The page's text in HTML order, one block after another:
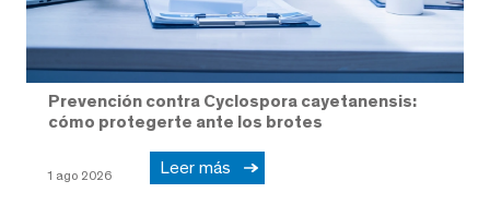
Prevención contra Cyclospora cayetanensis:
cómo protegerte ante los brotes
1 ago 2026 Leer más